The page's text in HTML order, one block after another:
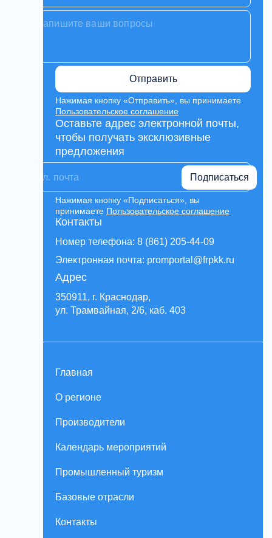
Контакты
Номер телефона: 8 (861) 205-44-09
Электронная почта: promportal@frpkk.ru
Адрес
350911, г. Краснодар,
ул. Трамвайная, 2/6, каб. 403
Отправить
Нажимая кнопку «Отправить», вы принимаете
Пользовательское соглашение
Оставьте адрес электронной почты,
чтобы получать эксклюзивные
предложения
Подписаться
Нажимая кнопку «Подписаться», вы
принимаете Пользовательское соглашение
Главная
О регионе
Производители
Календарь мероприятий
Промышленный туризм
Базовые отрасли
Контакты